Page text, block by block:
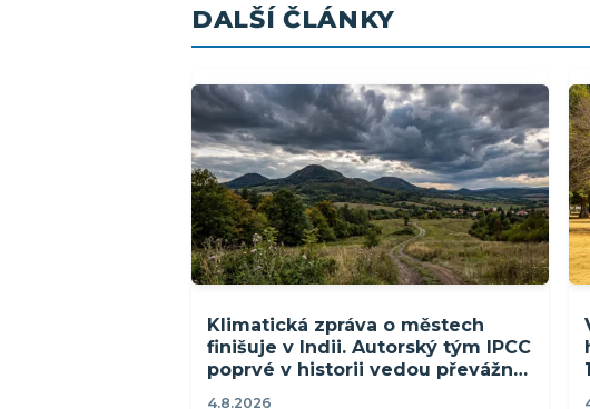
DALŠÍ ČLÁNKY
Klimatická zpráva o městech
finišuje v Indii. Autorský tým IPCC
poprvé v historii vedou převážně
4.8.2026